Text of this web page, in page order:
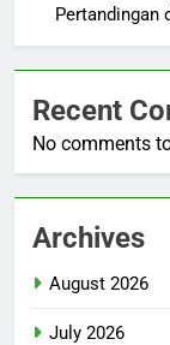
Pertandingan
Recent
No comments
Archives
August 2026
July 2026